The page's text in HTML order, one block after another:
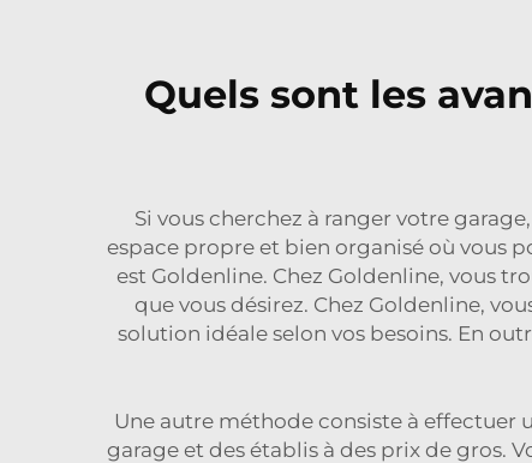
Quels sont les
Si vous cherchez à ranger votre
espace propre et bien organisé où vous
est Goldenline. Chez Goldenline, vous
que vous désirez. Chez Goldenline,
solution idéale selon vos besoins. En
Une autre méthode consiste à effectuer
garage et des établis à des prix de gros.